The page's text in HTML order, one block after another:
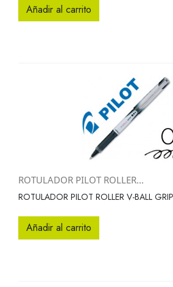
Añadir al carrito
ROTULADOR PILOT ROLLER...
ROTULADOR PILOT ROLLER V-BALL
Añadir al carrito